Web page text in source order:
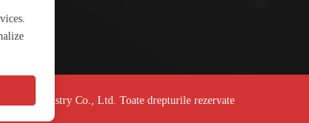
Wood Industry Co., Ltd. Toate drepturile rezervate